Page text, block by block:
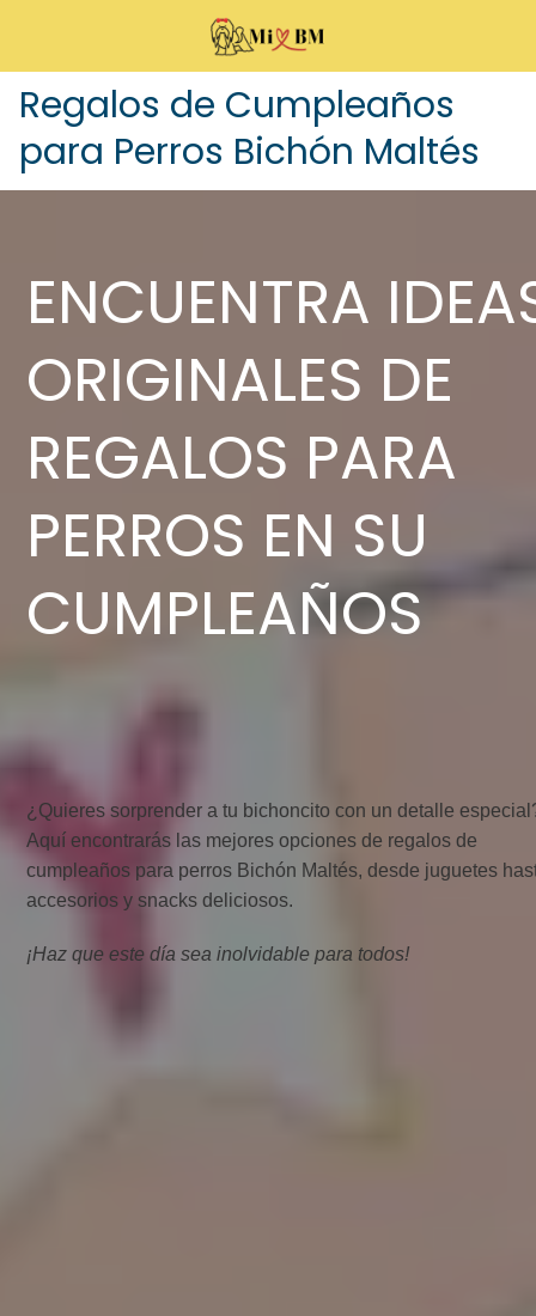
Regalos de Cumpleaños
para Perros Bichón Maltés
ENCUENTRA
ORIGINALES DE
REGALOS PARA
PERROS EN SU
CUMPLEAÑOS
¿Quieres sorprender a tu bichoncito con un detalle
Aquí encontrarás las mejores opciones de regalos de
cumpleaños para perros Bichón Maltés, desde juguetes
accesorios y snacks deliciosos.
¡Haz que este día sea inolvidable para todos!